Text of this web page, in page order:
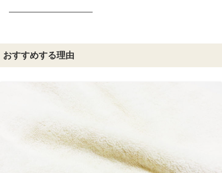
——————————–
おすすめする理由